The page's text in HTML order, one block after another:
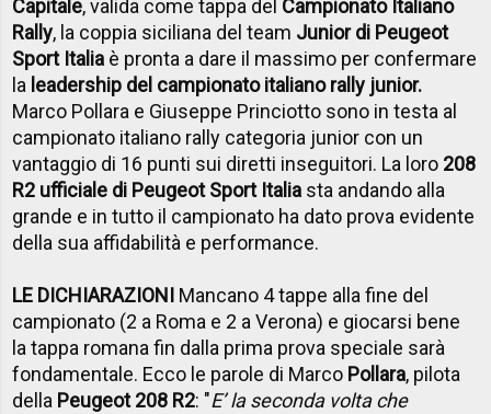
Capitale, valida come tappa del Campionato Italiano
Rally, la coppia siciliana del team Junior di Peugeot
Sport Italia è pronta a dare il massimo per confermare
la leadership del campionato italiano rally junior.
Marco Pollara e Giuseppe Princiotto sono in testa al
campionato italiano rally categoria junior con un
vantaggio di 16 punti sui diretti inseguitori. La loro 208
R2 ufficiale di Peugeot Sport Italia sta andando alla
grande e in tutto il campionato ha dato prova evidente
della sua affidabilità e performance.
LE DICHIARAZIONI Mancano 4 tappe alla fine del
campionato (2 a Roma e 2 a Verona) e giocarsi bene
la tappa romana fin dalla prima prova speciale sarà
fondamentale. Ecco le parole di Marco Pollara, pilota
della Peugeot 208 R2: "E’ la seconda volta che